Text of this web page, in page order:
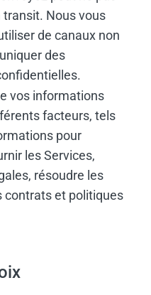
Nous vous
de canaux non
des
vos informations
facteurs, tels
pour
les Services,
résoudre les
contrats et politiques